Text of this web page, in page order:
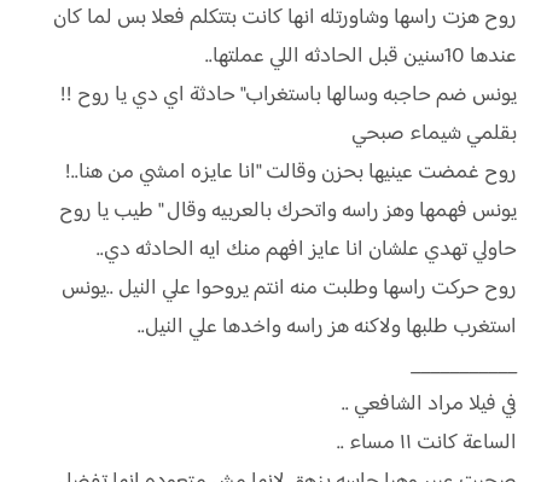
روح هزت راسها وشاورتله انها كانت بتتكلم فعلا بس لما كان
عندها 10سنين قبل الحادثه اللي عملتها..
يونس ضم حاجبه وسالها باستغراب" حادثة اي دي يا روح !!
بقلمي شيماء صبحي
روح غمضت عينيها بحزن وقالت "انا عايزه امشي من هنا..!
يونس فهمها وهز راسه واتحرك بالعربيه وقال " طيب يا روح
حاولي تهدي علشان انا عايز افهم منك ايه الحادثه دي..
روح حركت راسها وطلبت منه انتم يروحوا علي النيل ..يونس
استغرب طلبها ولاكنه هز راسه واخدها علي النيل..
___________
في فيلا مراد الشافعي ..
الساعة كانت ١١ مساء ..